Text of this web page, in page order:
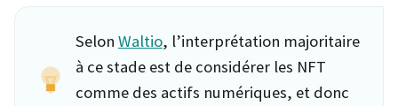
Selon Waltio, l’interprétation majoritaire
à ce stade est de considérer les NFT
comme des actifs numériques, et donc